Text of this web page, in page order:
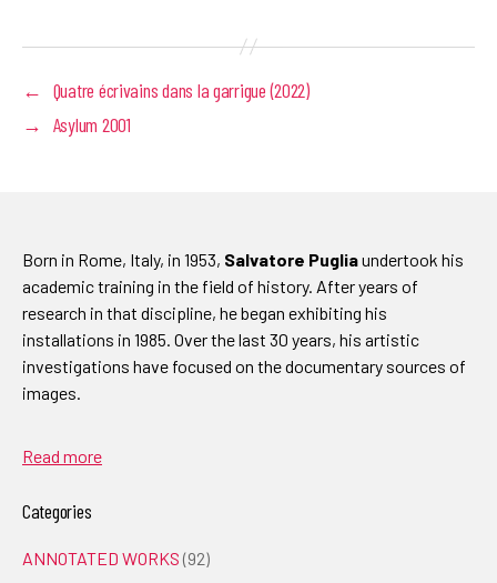
← Quatre écrivains dans la garrigue (2022)
→ Asylum 2001
Born in Rome, Italy, in 1953, Salvatore Pugliaundertook his
academic training in the field of history. After years of
research in that discipline, he began exhibiting his
installations in 1985. Over the last 30 years, his artistic
investigations have focused on the documentary sources of
images.
Read more
Categories
ANNOTATED WORKS (92)